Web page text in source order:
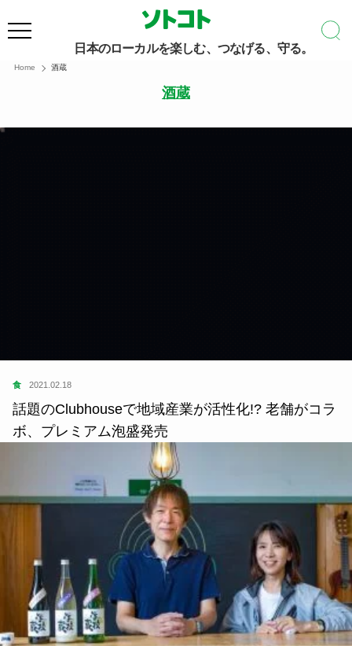
日本のローカルを楽しむ、つなげる、守る。
Home 酒蔵
酒蔵
食 2021.02.18
話題のClubhouseで地域産業が活性化!? 老舗がコラ
ボ、プレミアム泡盛発売